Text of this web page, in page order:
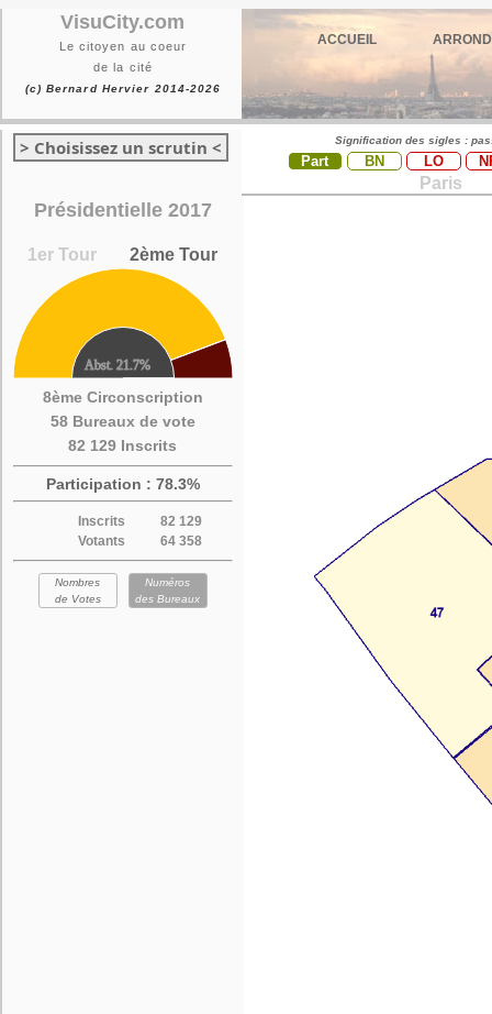
VisuCity.com
Le citoyen au coeur
de la cité
(c) Bernard Hervier 2014-2026
ACCUEIL
> Choisissez un scrutin <
Présidentielle 2017
1er Tour 2ème Tour
8ème Circonscription
58 Bureaux de vote
82 129 Inscrits
Participation : 78.3%
Inscrits
82 129
Votants
64 358
Nombres
de Votes
Numéros
des Bureaux
Signification des sigles :
Part BN LO
Paris